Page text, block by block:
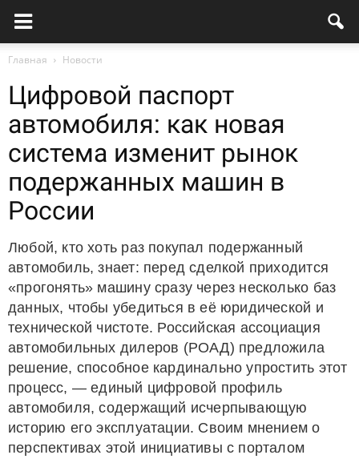
Главная Новости
Цифровой паспорт
автомобиля: как новая
система изменит рынок
подержанных машин в
России
Любой, кто хоть раз покупал подержанный
автомобиль, знает: перед сделкой приходится
«прогонять» машину сразу через несколько баз
данных, чтобы убедиться в её юридической и
технической чистоте. Российская ассоциация
автомобильных дилеров (РОАД) предложила
решение, способное кардинально упростить этот
процесс, — единый цифровой профиль
автомобиля, содержащий исчерпывающую
историю его эксплуатации. Своим мнением о
перспективах этой инициативы с порталом